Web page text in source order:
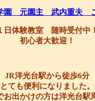
園 元園主 武内重夫
日体験教室 随時受付中
初心者大歓迎！
JR洋光台駅から徒歩6分
とても便利になりました。
お出かけの方は洋光台駅